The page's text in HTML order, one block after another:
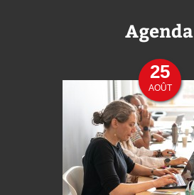
Agenda
25
AOÛT